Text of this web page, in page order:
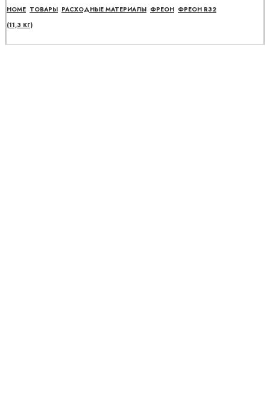
HOME ТОВАРЫ РАСХОДНЫЕ МАТЕРИАЛЫ ФРЕОН ФРЕОН R32
(11,3 КГ)